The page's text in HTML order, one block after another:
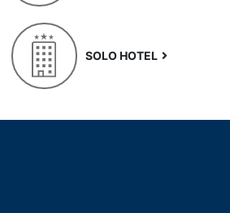
SOLO HOTEL